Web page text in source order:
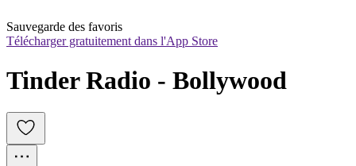
Sauvegarde des favoris
Télécharger gratuitement dans l'App Store
Tinder Radio - Bollywood